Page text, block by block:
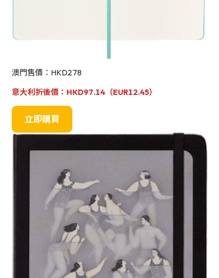
澳門售價：HKD278
意大利折後價：HKD97.14（EUR12.45）
立即購買